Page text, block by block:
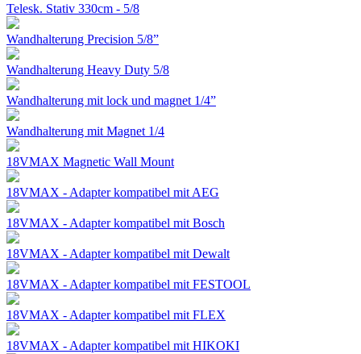
Telesk. Stativ 330cm - 5/8
Wandhalterung Precision 5/8”
Wandhalterung Heavy Duty 5/8
Wandhalterung mit lock und magnet 1/4”
Wandhalterung mit Magnet 1/4
18VMAX Magnetic Wall Mount
18VMAX - Adapter kompatibel mit AEG
18VMAX - Adapter kompatibel mit Bosch
18VMAX - Adapter kompatibel mit Dewalt
18VMAX - Adapter kompatibel mit FESTOOL
18VMAX - Adapter kompatibel mit FLEX
18VMAX - Adapter kompatibel mit HIKOKI